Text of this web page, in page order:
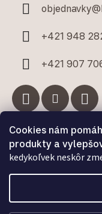
Cookies nám
produkty a
kedykoľvek neskôr
objednavky@
+421 948
+421 907
Facebook